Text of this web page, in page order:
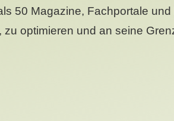
50 Magazine, Fachportale
optimieren und an seine